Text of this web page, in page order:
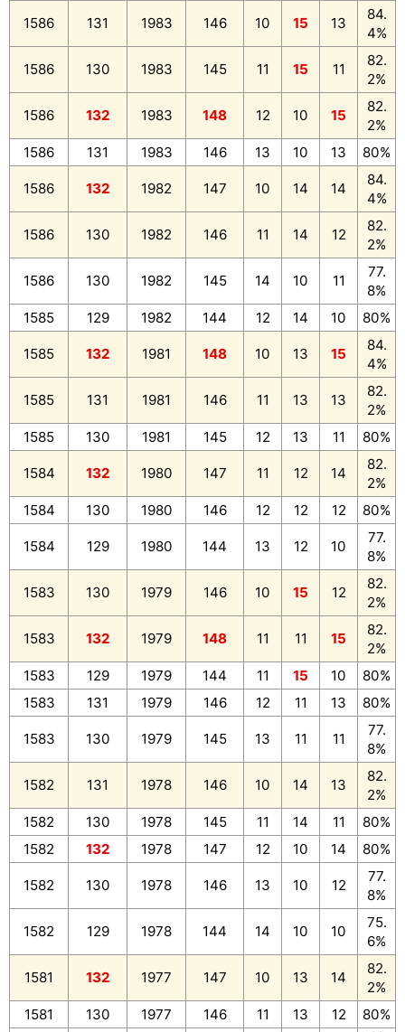
1586 131 1983 146 10 15 13
84.
4%
1586 130 1983 145 11 15 11
82.
2%
1586 132 1983 148 12 10 15
82.
2%
1586
131 1983 146 13 10 13 80%
1586 132 1982 147 10 14 14
84.
4%
1586 130 1982 146 11 14 12
82.
2%
1586 130 1982 145 14 10 11
77.
8%
1585
129 1982 144 12 14 10 80%
1585 132 1981 148 10 13 15
84.
4%
1585 131 1981 146 11 13 13
82.
2%
1585
130 1981 145 12 13 11 80%
1584 132 1980 147 11 12 14
82.
2%
1584
130 1980 146 12 12 12 80%
1584 129 1980 144 13 12 10
77.
8%
1583 130 1979 146 10 15 12
82.
2%
1583 132 1979 148 11 11 15
82.
2%
1583
129 1979 144 11 15 10
80%
1583
131 1979 146 12 11 13 80%
1583 130 1979 145 13 11 11
77.
8%
1582 131 1978 146 10 14 13
82.
2%
1582
130 1978 145 11 14 11
80%
1582
132 1978 147 12 10 14 80%
1582 130 1978 146 13 10 12
77.
8%
1582 129 1978 144 14 10 10
75.
6%
1581 132 1977 147 10 13 14
82.
2%
1581
130 1977 146 11 13 12 80%